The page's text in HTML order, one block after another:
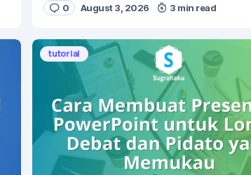
0 August 3, 2026 3 min read
tutorial